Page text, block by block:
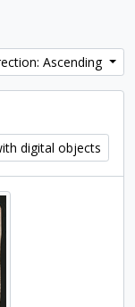
Ascending
digital objects